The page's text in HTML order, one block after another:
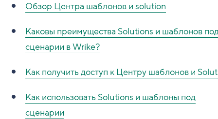
Обзор Центра шаблонов и solution
Каковы преимущества Solutions и шаблонов
сценарии в Wrike?
Как получить доступ к Центру шаблонов и
Как использовать Solutions и шаблоны под
сценарии